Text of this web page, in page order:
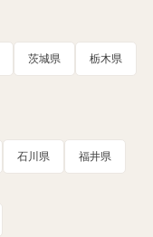
茨城県 栃木県
石川県 福井県